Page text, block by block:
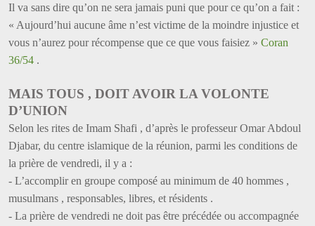
Il va sans dire qu’on ne sera jamais puni que pour ce qu’on a fait :
« Aujourd’hui aucune âme n’est victime de la moindre injustice et
vous n’aurez pour récompense que ce que vous faisiez » Coran
36/54 .
MAIS TOUS , DOIT AVOIR LA VOLONTE
D’UNION
Selon les rites de Imam Shafi , d’après le professeur Omar Abdoul
Djabar, du centre islamique de la réunion, parmi les conditions de
la prière de vendredi, il y a :
- L’accomplir en groupe composé au minimum de 40 hommes ,
musulmans , responsables, libres, et résidents .
- La prière de vendredi ne doit pas être précédée ou accompagnée